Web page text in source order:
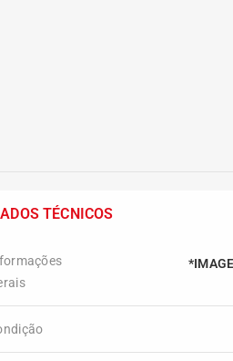
TÉCNICOS